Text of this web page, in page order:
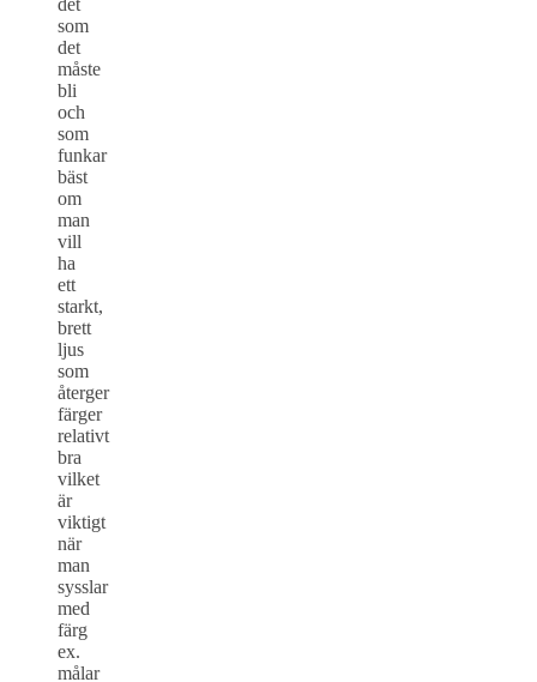
som
det
måste
bli
och
som
funkar
bäst
om
man
vill
ha
ett
starkt,
brett
ljus
som
återger
färger
relativt
bra
vilket
är
viktigt
när
man
sysslar
med
färg
ex.
målar